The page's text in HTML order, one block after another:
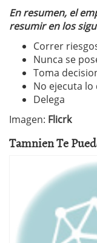
En resumen, el
resumir en los
Correr
Nunca se
Toma
No ejecuta
Delega
Imagen: Flicrk
Tamnien Te